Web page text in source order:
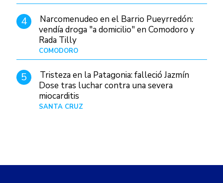
4
Narcomenudeo en el Barrio Pueyrredón:
vendía droga "a domicilio" en Comodoro y
Rada Tilly
COMODORO
5
Tristeza en la Patagonia: falleció Jazmín
Dose tras luchar contra una severa
miocarditis
SANTA CRUZ